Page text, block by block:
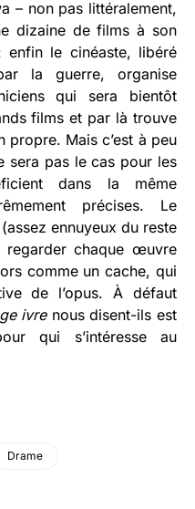
– non pas littéralement,
dizaine de films à son
enfin le cinéaste, libéré
la guerre, organise
qui sera bientôt
films et par là trouve
Mais c’est à peu
sera pas le cas pour les
dans la même
précises. Le
ennuyeux du reste
chaque œuvre
comme un cache, qui
de l’opus. À défaut
ivrenous disent-ils est
qui s’intéresse au
Drame